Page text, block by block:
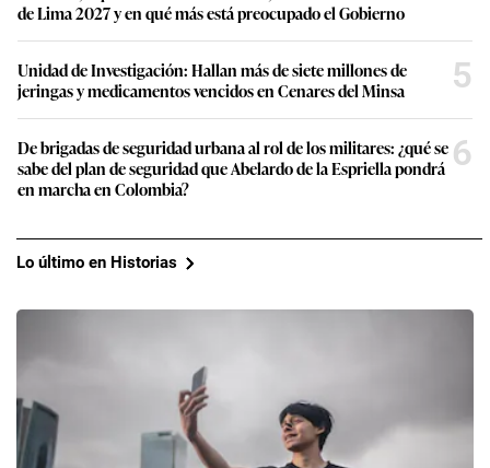
de Lima 2027 y en qué más está preocupado el Gobierno
Unidad de Investigación: Hallan más de siete millones de
jeringas y medicamentos vencidos en Cenares del Minsa
5
De brigadas de seguridad urbana al rol de los militares: ¿qué se
sabe del plan de seguridad que Abelardo de la Espriella pondrá
en marcha en Colombia?
6
Lo último en Historias